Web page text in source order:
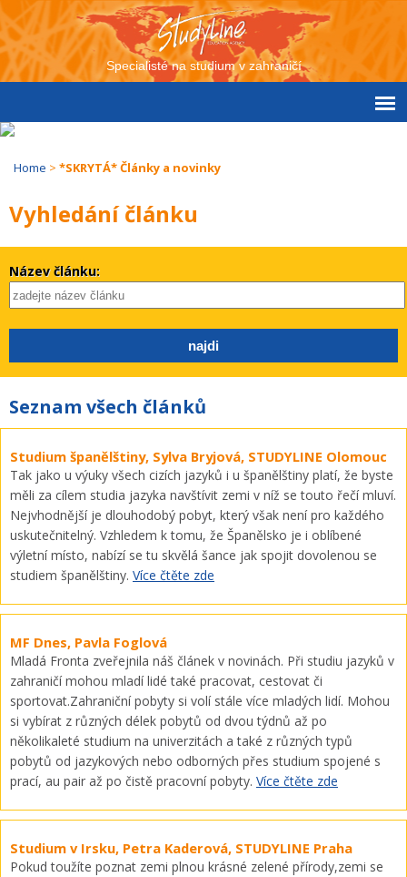
Specialisté na studium v zahraničí
Home > *SKRYTÁ* Články a novinky
Vyhledání článku
Název článku:
Seznam všech článků
Studium španělštiny, Sylva Bryjová, STUDYLINE Olomouc
Tak jako u výuky všech cizích jazyků i u španělštiny platí, že byste
měli za cílem studia jazyka navštívit zemi v níž se touto řečí mluví.
Nejvhodnější je dlouhodobý pobyt, který však není pro každého
uskutečnitelný. Vzhledem k tomu, že Španělsko je i oblíbené
výletní místo, nabízí se tu skvělá šance jak spojit dovolenou se
studiem španělštiny. Více čtěte zde
MF Dnes, Pavla Foglová
Mladá Fronta zveřejnila náš článek v novinách. Při studiu jazyků v
zahraničí mohou mladí lidé také pracovat, cestovat či
sportovat.Zahraniční pobyty si volí stále více mladých lidí. Mohou
si vybírat z různých délek pobytů od dvou týdnů až po
několikaleté studium na univerzitách a také z různých typů
pobytů od jazykových nebo odborných přes studium spojené s
prací, au pair až po čistě pracovní pobyty. Více čtěte zde
Studium v Irsku, Petra Kaderová, STUDYLINE Praha
Pokud toužíte poznat zemi plnou krásné zelené přírody,zemi se